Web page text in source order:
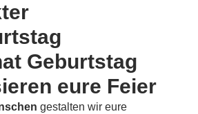
Geburtstag
eure Feier
gestalten wir eure